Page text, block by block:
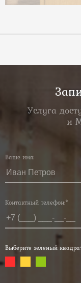
Услуга
и
Ваше имя:
Контактный телефон:*
Выберите зеленый